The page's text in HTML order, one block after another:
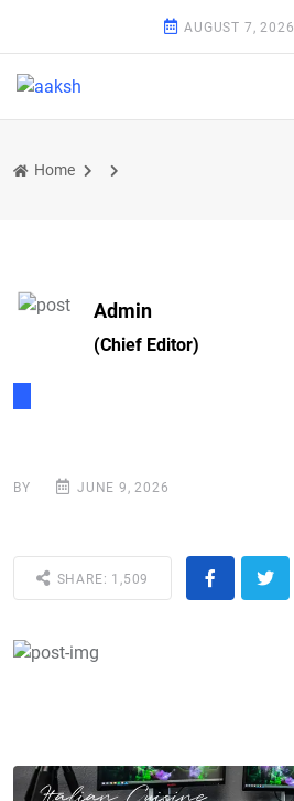
AUGUST 7, 2026
Home
Admin
(Chief Editor)
BY JUNE 9, 2026
SHARE: 1,509